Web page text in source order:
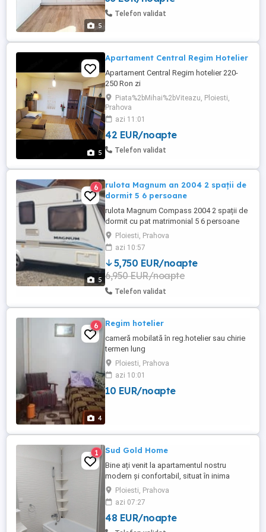
5
inima orașului, cu acces facil la
Telefon validat
5
Apartament Central Regim Hotelier
Apartament Central Regim hotelier 220-
250 Ron zi
Piata%2bMihai%2bViteazu, Ploiesti,
Prahova
azi 11:01
42 EUR/noapte
Telefon validat
5
6
rulota Magnum an 2004 2 spații de
dormit 5 6 persoane
rulota Magnum Compass 2004 2 spații de
dormit cu pat matrimonial 5 6 persoane
fără infiltratiii podea tare cu totul
functional
Ploiesti, Prahova
azi 10:57
5,750 EUR/noapte
6,950 EUR/noapte
Telefon validat
4
6 Regim hotelier
cameră mobilată în reg.hotelier sau chirie
termen lung
Ploiesti, Prahova
azi 10:01
10 EUR/noapte
1 Sud Gold Home
Bine ați venit la apartamentul nostru
modern și confortabil, situat în inima
orașului! Acest apartament este perfect
pentru cei care doresc să se bucure de o
experiență deosebită, fie că sunt în
călătorie de afaceri, fie că se află aici
pentru relaxare și explorare. **Detalii
Ploiesti, Prahova
azi 07:27
48 EUR/noapte